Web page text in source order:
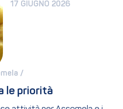
17 GIUGNO 2026
/
le priorità